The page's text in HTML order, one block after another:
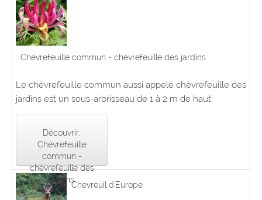
Chèvrefeuille commun - chèvrefeuille des jardins
Le chèvrefeuille commun aussi appelé chèvrefeuille des
jardins est un sous-arbrisseau de 1 à 2 m de haut.
Découvrir,
Chèvrefeuille
commun -
chèvrefeuille des
jardins
Chevreuil d'Europe